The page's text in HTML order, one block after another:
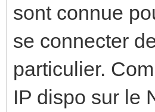
sont connue
se connecter
particulier.
IP dispo sur le